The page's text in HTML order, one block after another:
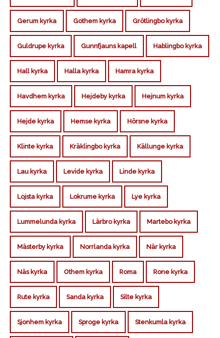
Gerum kyrka Gothem kyrka Grötlingbo kyrka
Guldrupe kyrka Gunnfjauns kapell Hablingbo kyrka
Hall kyrka Halla kyrka Hamra kyrka
Havdhem kyrka Hejdeby kyrka Hejnum kyrka
Hejde kyrka Hemse kyrka Hörsne kyrka
Klinte kyrka Kräklingbo kyrka Källunge kyrka
Lau kyrka Levide kyrka Linde kyrka
Lojsta kyrka Lokrume kyrka Lye kyrka
Lummelunda kyrka Lärbro kyrka Martebo kyrka
Mästerby kyrka Norrlanda kyrka När kyrka
Näs kyrka Othem kyrka Roma Rone kyrka
Rute kyrka Sanda kyrka Silte kyrka
Sjonhem kyrka Sproge kyrka Stenkumla kyrka